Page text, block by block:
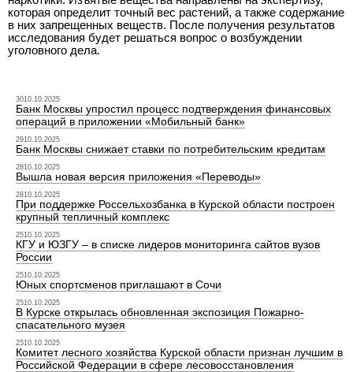
которая определит точный вес растений, а также содержание
в них запрещенных веществ. После получения результатов
исследования будет решаться вопрос о возбуждении
уголовного дела.
3010.10.2025
Банк Москвы упростил процесс подтверждения финансовых
операций в приложении «Мобильный банк»
2910.10.2025
Банк Москвы снижает ставки по потребительским кредитам
2810.10.2025
Вышла новая версия приложения «Переводы»
2810.10.2025
При поддержке Россельхозбанка в Курской области построен
крупный тепличный комплекс
2510.10.2025
КГУ и ЮЗГУ – в списке лидеров мониторинга сайтов вузов
России
2510.10.2025
Юных спортсменов приглашают в Сочи
2510.10.2025
В Курске открылась обновленная экспозиция Пожарно-
спасательного музея
2510.10.2025
Комитет лесного хозяйства Курской области признан лучшим в
Российской Федерации в сфере лесовосстановления